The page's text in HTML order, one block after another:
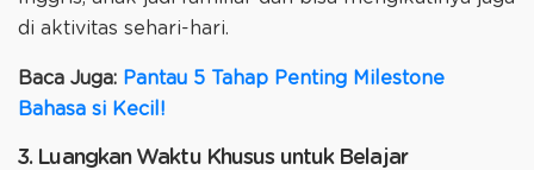
di aktivitas sehari-hari.
Baca Juga: Pantau 5 Tahap Penting Milestone
Bahasa si Kecil!
3. Luangkan Waktu Khusus untuk Belajar